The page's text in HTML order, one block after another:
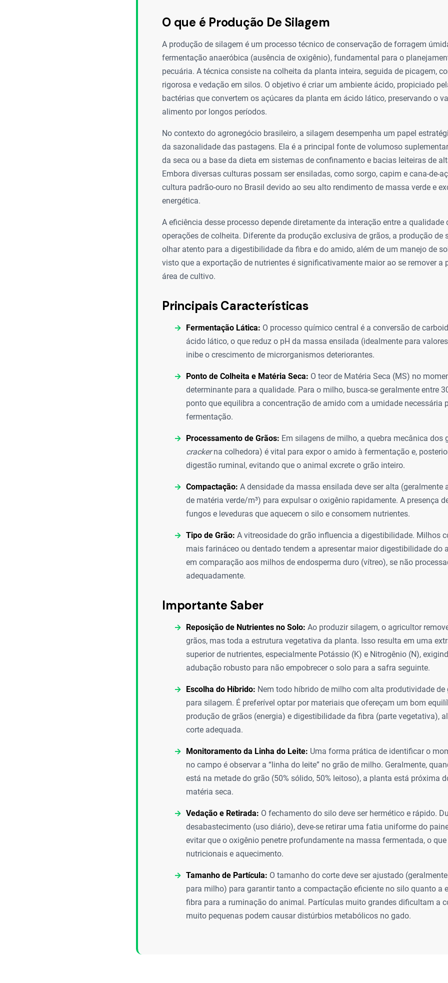
O que é Produção De Silagem
A produção de silagem é um processo técnico de conservação de forragem
fermentação anaeróbica (ausência de oxigênio), fundamental para o
pecuária. A técnica consiste na colheita da planta inteira, seguida de picagem,
rigorosa e vedação em silos. O objetivo é criar um ambiente ácido, propiciado
bactérias que convertem os açúcares da planta em ácido lático, preservando o
alimento por longos períodos.
No contexto do agronegócio brasileiro, a silagem desempenha um papel
da sazonalidade das pastagens. Ela é a principal fonte de volumoso
da seca ou a base da dieta em sistemas de confinamento e bacias leiteiras de
Embora diversas culturas possam ser ensiladas, como sorgo, capim e cana-de-
cultura padrão-ouro no Brasil devido ao seu alto rendimento de massa verde e
energética.
A eficiência desse processo depende diretamente da interação entre a qualidade
operações de colheita. Diferente da produção exclusiva de grãos, a produção de
olhar atento para a digestibilidade da fibra e do amido, além de um manejo de
visto que a exportação de nutrientes é significativamente maior ao se remover a
área de cultivo.
Principais Características
Fermentação Lática: O processo químico central é a conversão de
ácido lático, o que reduz o pH da massa ensilada (idealmente para
inibe o crescimento de microrganismos deteriorantes.
Ponto de Colheita e Matéria Seca: O teor de Matéria Seca (MS) no
determinante para a qualidade. Para o milho, busca-se geralmente entre
ponto que equilibra a concentração de amido com a umidade necessária
fermentação.
Processamento de Grãos: Em silagens de milho, a quebra mecânica dos
crackerna colhedora) é vital para expor o amido à fermentação e,
digestão ruminal, evitando que o animal excrete o grão inteiro.
Compactação: A densidade da massa ensilada deve ser alta (geralmente
de matéria verde/m³) para expulsar o oxigênio rapidamente. A presença
fungos e leveduras que aquecem o silo e consomem nutrientes.
Tipo de Grão: A vitreosidade do grão influencia a digestibilidade. Milhos
mais farináceo ou dentado tendem a apresentar maior digestibilidade do
em comparação aos milhos de endosperma duro (vítreo), se não
adequadamente.
Importante Saber
Reposição de Nutrientes no Solo: Ao produzir silagem, o agricultor
grãos, mas toda a estrutura vegetativa da planta. Isso resulta em uma
superior de nutrientes, especialmente Potássio (K) e Nitrogênio (N),
adubação robusto para não empobrecer o solo para a safra seguinte.
Escolha do Híbrido: Nem todo híbrido de milho com alta produtividade de
para silagem. É preferível optar por materiais que ofereçam um bom
produção de grãos (energia) e digestibilidade da fibra (parte vegetativa),
corte adequada.
Monitoramento da Linha do Leite: Uma forma prática de identificar o
no campo é observar a “linha do leite” no grão de milho. Geralmente,
está na metade do grão (50% sólido, 50% leitoso), a planta está próxima
matéria seca.
Vedação e Retirada: O fechamento do silo deve ser hermético e rápido.
desabastecimento (uso diário), deve-se retirar uma fatia uniforme do
evitar que o oxigênio penetre profundamente na massa fermentada, o
nutricionais e aquecimento.
Tamanho de Partícula: O tamanho do corte deve ser ajustado
para milho) para garantir tanto a compactação eficiente no silo quanto a
fibra para a ruminação do animal. Partículas muito grandes dificultam a
muito pequenas podem causar distúrbios metabólicos no gado.